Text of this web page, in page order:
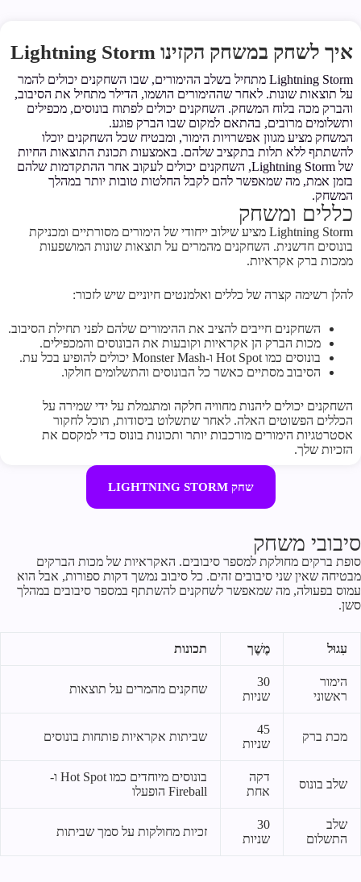
איך לשחק במשחק הקזינו Lightning Storm
Lightning Storm מתחיל בשלב ההימורים, שבו השחקנים יכולים להמר
על תוצאות שונות. לאחר שההימורים הושמו, הדילר מתחיל את הסיבוב,
והברק מכה בלוח המשחק. השחקנים יכולים לפתוח בונוסים, מכפילים
ותשלומים מרובים, בהתאם למקום שבו הברק פוגע.
המשחק מציע מגוון אפשרויות הימור, ומבטיח שכל השחקנים יוכלו
להשתתף ללא תלות בתקציב שלהם. באמצעות תכונת התוצאות החיות
של Lightning Storm, השחקנים יכולים לעקוב אחר ההתקדמות שלהם
בזמן אמת, מה שמאפשר להם לקבל החלטות טובות יותר במהלך
המשחק.
כללים ומשחק
Lightning Storm מציע שילוב ייחודי של הימורים מסורתיים ומכניקת
בונוסים חדשנית. השחקנים מהמרים על תוצאות שונות המושפעות
ממכות ברק אקראיות.
להלן רשימה קצרה של כללים ואלמנטים חיוניים שיש לזכור:
השחקנים חייבים להציב את ההימורים שלהם לפני תחילת הסיבוב.
מכות הברק הן אקראיות וקובעות את הבונוסים והמכפילים.
בונוסים כמו Hot Spot ו-Monster Mash יכולים להופיע בכל עת.
הסיבוב מסתיים כאשר כל הבונוסים והתשלומים חולקו.
השחקנים יכולים ליהנות מחוויה חלקה ומתגמלת על ידי שמירה על
הכללים הפשוטים האלה. לאחר שתשלוט ביסודות, תוכל לחקור
אסטרטגיות הימורים מורכבות יותר ותכונות בונוס כדי למקסם את
הזכיות שלך.
שחק LIGHTNING STORM
סיבובי משחק
סופת ברקים מחולקת למספר סיבובים. האקראיות של מכות הברקים
מבטיחה שאין שני סיבובים זהים. כל סיבוב נמשך דקות ספורות, אבל הוא
עמוס בפעולה, מה שמאפשר לשחקנים להשתתף במספר סיבובים במהלך
סשן.
עִגוּל מֶשֶׁך תכונות
הימור
ראשוני
30
שניות
שחקנים מהמרים על תוצאות
מכת ברק
45
שניות
שביתות אקראיות פותחות בונוסים
שלב בונוס
דקה
אחת
בונוסים מיוחדים כמו Hot Spot ו-
Fireball הופעלו
שלב
התשלום
30
שניות
זכיות מחולקות על סמך שביתות